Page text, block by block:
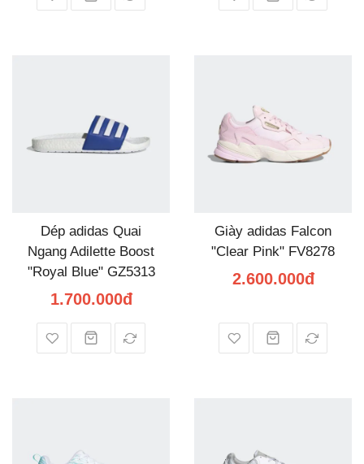
Dép adidas Quai
Ngang Adilette Boost
"Royal Blue" GZ5313
1.700.000đ
Giày adidas Falcon
"Clear Pink" FV8278
2.600.000đ